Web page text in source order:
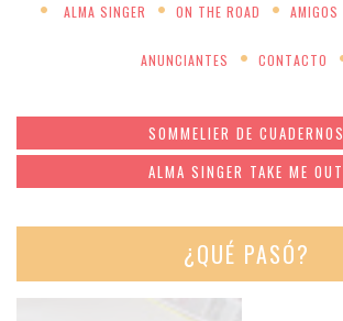
ALMA SINGER ON THE ROAD AMIGOS
ANUNCIANTES CONTACTO
SOMMELIER DE CUADERNOS
ALMA SINGER TAKE ME OUT
¿QUÉ PASÓ?